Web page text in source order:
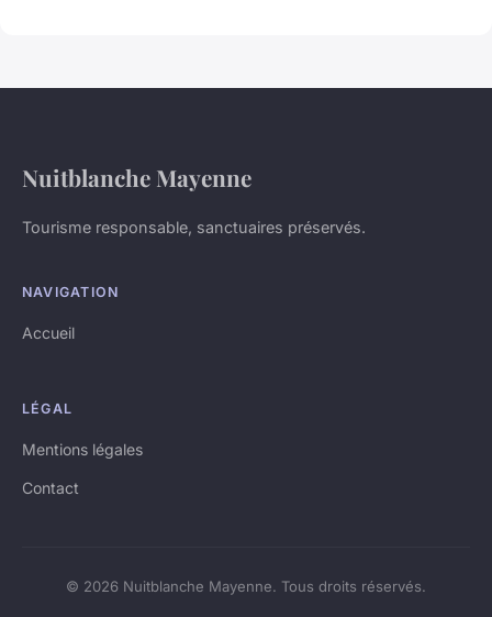
Nuitblanche Mayenne
Tourisme responsable, sanctuaires préservés.
NAVIGATION
Accueil
LÉGAL
Mentions légales
Contact
© 2026 Nuitblanche Mayenne. Tous droits réservés.